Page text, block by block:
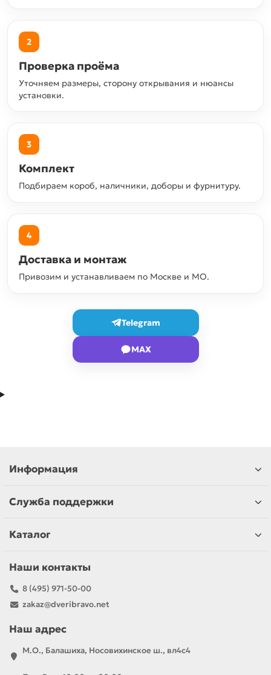
2
Проверка проёма
Уточняем размеры, сторону открывания и нюансы
установки.
3
Комплект
Подбираем короб, наличники, доборы и фурнитуру.
4
Доставка и монтаж
Привозим и устанавливаем по Москве и МО.
Telegram
MAX
Информация
Служба поддержки
Каталог
Наши контакты
8 (495) 971-50-00
zakaz@dveribravo.net
Наш адрес
М.О., Балашиха, Носовихинское ш., вл4с4